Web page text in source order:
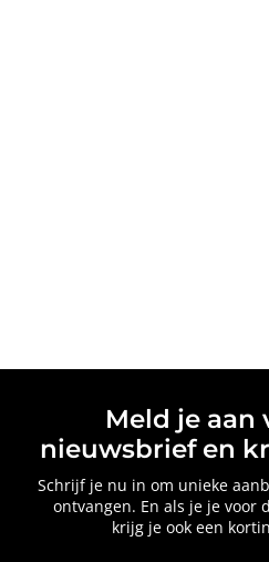
Meld je aan
nieuwsbrief en
Schrijf je nu in om unieke
ontvangen. En als je je voor
krijg je ook een